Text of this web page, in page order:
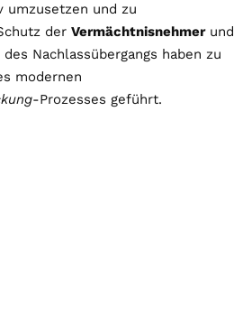
umzusetzen und zu
der Vermächtnisnehmerund
Nachlassübergangs haben zu
modernen
-Prozesses geführt.